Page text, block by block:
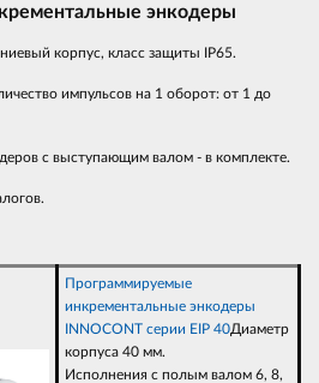
энкодеры
корпус, класс защиты IP65.
импульсов на 1 оборот: от 1 до
с выступающим валом - в комплекте.
Программируемые
инкрементальные энкодеры
INNOCONT серии EIP 40Диаметр
корпуса 40 мм.
Исполнения с полым валом 6, 8,